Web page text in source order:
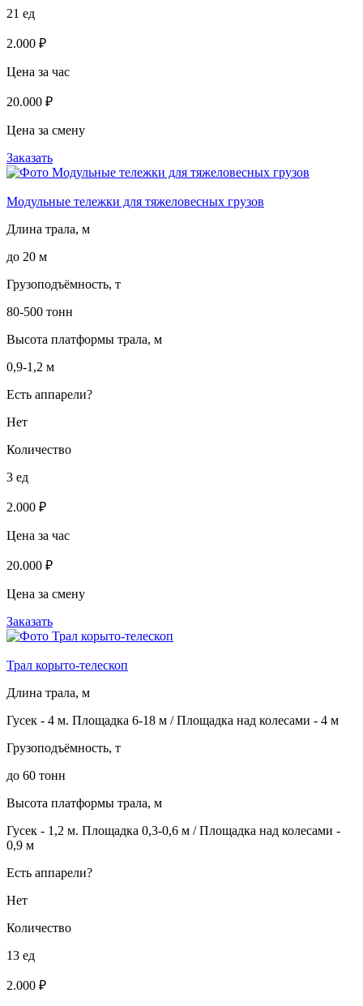
21 ед
2.000 ₽
Цена за час
20.000 ₽
Цена за смену
Заказать
Модульные тележки для тяжеловесных грузов
Длина трала, м
до 20 м
Грузоподъёмность, т
80-500 тонн
Высота платформы трала, м
0,9-1,2 м
Есть аппарели?
Нет
Количество
3 ед
2.000 ₽
Цена за час
20.000 ₽
Цена за смену
Заказать
Трал корыто-телескоп
Длина трала, м
Гусек - 4 м. Площадка 6-18 м / Площадка над колесами - 4 м
Грузоподъёмность, т
до 60 тонн
Высота платформы трала, м
Гусек - 1,2 м. Площадка 0,3-0,6 м / Площадка над колесами -
0,9 м
Есть аппарели?
Нет
Количество
13 ед
2.000 ₽